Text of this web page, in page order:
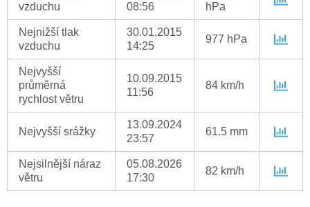
vzduchu
08:56
hPa
Nejnižší tlak
vzduchu
30.01.2015
14:25
977 hPa
Nejvyšší
průměrná
rychlost větru
10.09.2015
11:56
84 km/h
Nejvyšší srážky
13.09.2024
23:57
61.5 mm
Nejsilnější náraz
větru
05.08.2026
17:30
82 km/h